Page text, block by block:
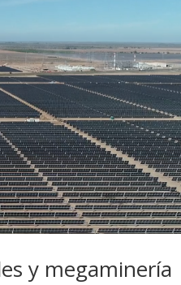
y megaminería